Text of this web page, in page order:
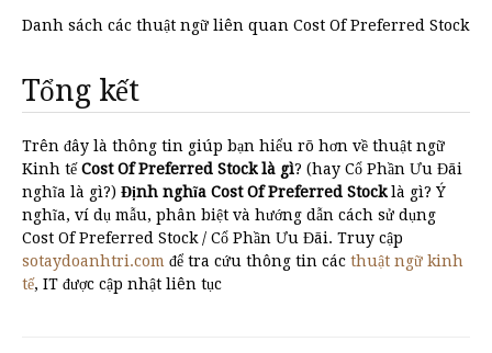
Danh sách các thuật ngữ liên quan Cost Of Preferred Stock
Tổng kết
Trên đây là thông tin giúp bạn hiểu rõ hơn về thuật ngữ
Kinh tếCost Of Preferred Stock là gì? (hay Cổ Phần Ưu Đãi
nghĩa là gì?) Định nghĩa Cost Of Preferred Stocklà gì? Ý
nghĩa, ví dụ mẫu, phân biệt và hướng dẫn cách sử dụng
Cost Of Preferred Stock / Cổ Phần Ưu Đãi. Truy cập
sotaydoanhtri.com để tra cứu thông tin các thuật ngữ kinh
tế, IT được cập nhật liên tục